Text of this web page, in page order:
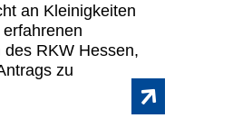
an Kleinigkeiten
RKW Hessen,
zu